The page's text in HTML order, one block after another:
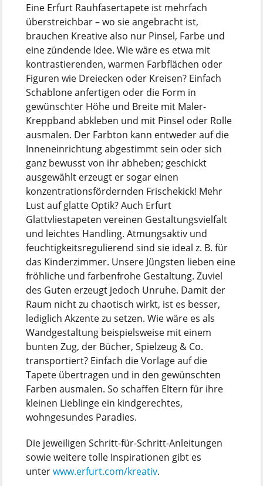
Eine Erfurt Rauhfasertapete ist mehrfach
überstreichbar – wo sie angebracht ist,
brauchen Kreative also nur Pinsel, Farbe und
eine zündende Idee. Wie wäre es etwa mit
kontrastierenden, warmen Farbflächen oder
Figuren wie Dreiecken oder Kreisen? Einfach
Schablone anfertigen oder die Form in
gewünschter Höhe und Breite mit Maler-
Kreppband abkleben und mit Pinsel oder Rolle
ausmalen. Der Farbton kann entweder auf die
Inneneinrichtung abgestimmt sein oder sich
ganz bewusst von ihr abheben; geschickt
ausgewählt erzeugt er sogar einen
konzentrationsfördernden Frischekick! Mehr
Lust auf glatte Optik? Auch Erfurt
Glattvliestapeten vereinen Gestaltungsvielfalt
und leichtes Handling. Atmungsaktiv und
feuchtigkeitsregulierend sind sie ideal z. B. für
das Kinderzimmer. Unsere Jüngsten lieben eine
fröhliche und farbenfrohe Gestaltung. Zuviel
des Guten erzeugt jedoch Unruhe. Damit der
Raum nicht zu chaotisch wirkt, ist es besser,
lediglich Akzente zu setzen. Wie wäre es als
Wandgestaltung beispielsweise mit einem
bunten Zug, der Bücher, Spielzeug & Co.
transportiert? Einfach die Vorlage auf die
Tapete übertragen und in den gewünschten
Farben ausmalen. So schaffen Eltern für ihre
kleinen Lieblinge ein kindgerechtes,
wohngesundes Paradies.
Die jeweiligen Schritt-für-Schritt-Anleitungen
sowie weitere tolle Inspirationen gibt es
unterwww.erfurt.com/kreativ.